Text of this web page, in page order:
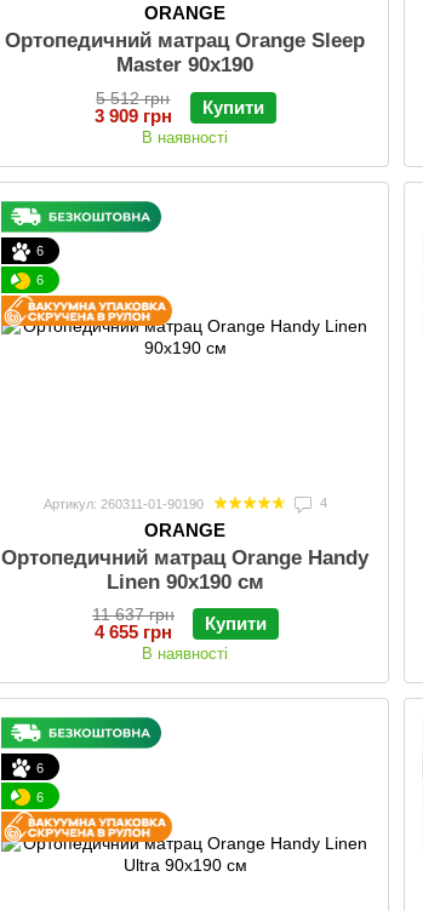
ORANGE
Ортопедичний матрац Orange Sleep
Master 90x190
5 512 грн
3 909 грн Купити
В наявності
6
6
Артикул: 260311-01-90190 4
ORANGE
Ортопедичний матрац Orange Handy
Linen 90х190 см
11 637 грн
4 655 грн Купити
В наявності
6
6